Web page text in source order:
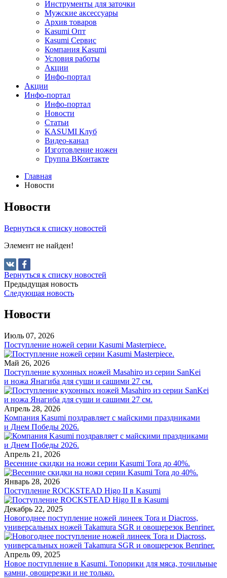
Инструменты для заточки
Мужские аксессуары
Архив товаров
Kasumi Опт
Кasumi Сервис
Компания Kasumi
Условия работы
Акции
Инфо-портал
Акции
Инфо-портал
Инфо-портал
Новости
Статьи
KASUMI Клуб
Видео-канал
Изготовление ножен
Группа ВКонтакте
Главная
Новости
Новости
Вернуться к списку новостей
Элемент не найден!
Вернуться к списку новостей
Предыдущая новость
Следующая новость
Новости
Июль 07, 2026
Поступление ножей серии Kasumi Masterpiece.
Май 26, 2026
Поступление кухонных ножей Masahiro из серии SanKei
и ножа Янагиба для суши и сашими 27 см.
Апрель 28, 2026
Компания Kasumi поздравляет с майскими праздниками
и Днем Победы 2026.
Апрель 21, 2026
Весенние скидки на ножи серии Kasumi Tora до 40%.
Январь 28, 2026
Поступление ROCKSTEAD Higo II в Kasumi
Декабрь 22, 2025
Новогоднее поступление ножей линеек Tora и Diacross,
универсальных ножей Takamura SGR и овощерезок Benriner.
Апрель 09, 2025
Новое поступление в Kasumi. Топорики для мяса, точильные
камни, овощерезки и не только.